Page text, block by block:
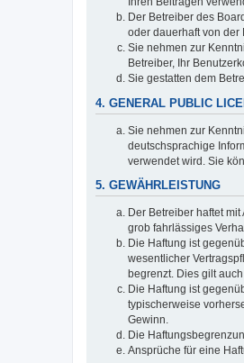
Der Betreiber des
oder dauerhaft von
Sie nehmen zur
Betreiber, Ihr
Sie gestatten dem
4. GENERAL PUBLIC
Sie nehmen zur
deutschsprachige
verwendet wird. Sie
5. GEWÄHRLEISTUNG
Der Betreiber haftet
grob fahrlässiges
Die Haftung ist
wesentlicher
begrenzt. Dies gilt
Die Haftung ist
typischerweise
Gewinn.
Die
Ansprüche für eine